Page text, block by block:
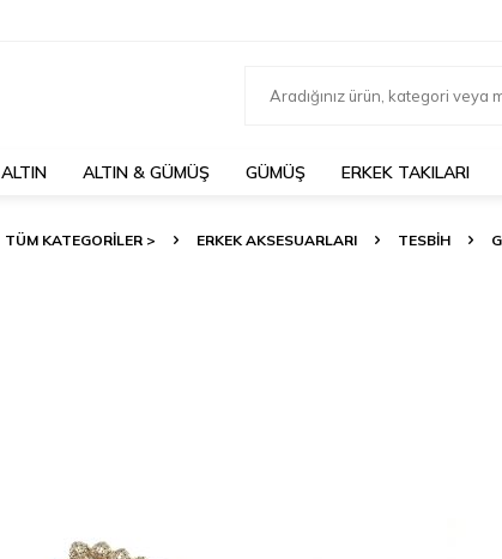
ALTIN ALTIN & GÜMÜŞ GÜMÜŞ ERKEK TAKILARI
TÜM KATEGORİLER > ERKEK AKSESUARLARI TESBİH